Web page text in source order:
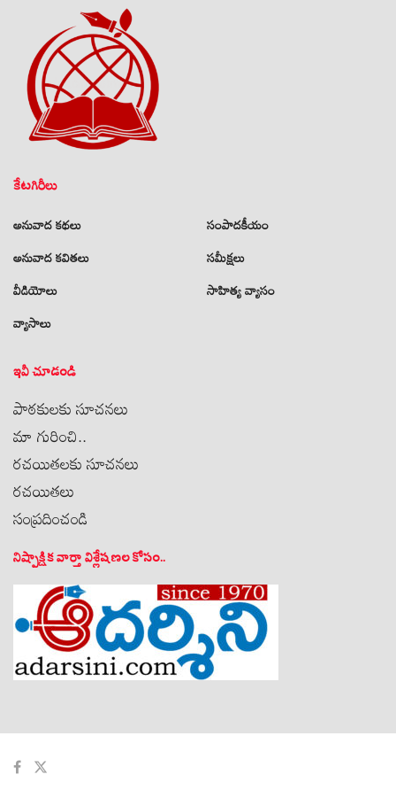
కేటగిరీలు
అనువాద కథలు
అనువాద కవితలు
వీడియోలు
వ్యాసాలు
సంపాదకీయం
సమీక్షలు
సాహిత్య వ్యాసం
ఇవీ చూడండి
పాఠకులకు సూచనలు
మా గురించి..
రచయితలకు సూచనలు
రచయితలు
సంప్రదించండి
నిష్పాక్షిక వార్తా విశ్లేషణల కోసం..